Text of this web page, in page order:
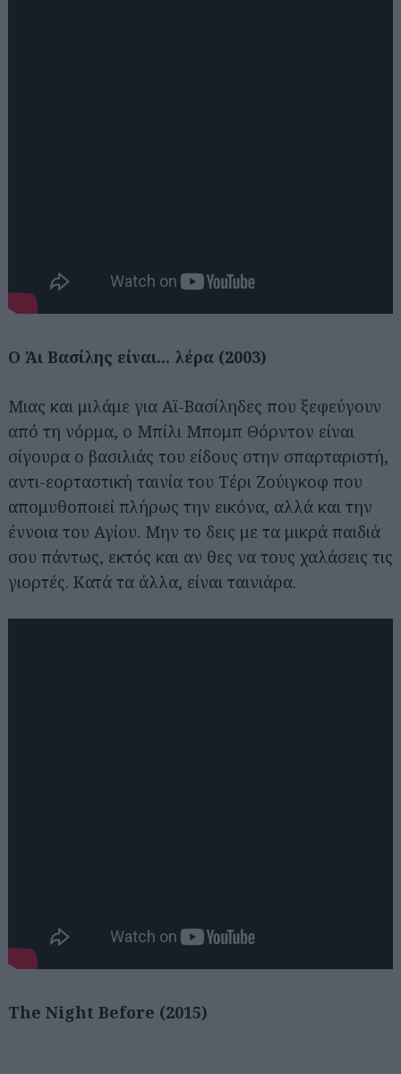
Ο Άι Βασίλης είναι... λέρα (2003)
Μιας και μιλάμε για Αϊ-Βασίληδες που ξεφεύγουν
από τη νόρμα, ο Μπίλι Μπομπ Θόρντον είναι
σίγουρα ο βασιλιάς του είδους στην σπαρταριστή,
αντι-εορταστική ταινία του Τέρι Ζούιγκοφ που
απομυθοποιεί πλήρως την εικόνα, αλλά και την
έννοια του Αγίου. Μην το δεις με τα μικρά παιδιά
σου πάντως, εκτός και αν θες να τους χαλάσεις τις
γιορτές. Κατά τα άλλα, είναι ταινιάρα.
The Night Before (2015)